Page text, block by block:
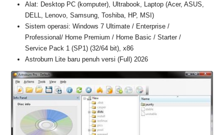
Alat: Desktop PC (komputer), Ultrabook, Laptop (Acer, ASUS,
DELL, Lenovo, Samsung, Toshiba, HP, MSI)
Sistem operasi: Windows 7 Ultimate / Enterprise /
Professional/ Home Premium / Home Basic / Starter /
Service Pack 1 (SP1) (32/64 bit), x86
Astroburn Lite baru penuh versi (Full) 2026